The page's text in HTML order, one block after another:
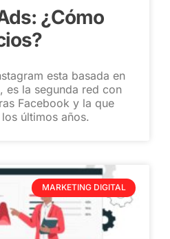
¿Cómo
esta basada en
es la segunda red con
Facebook y la que
últimos años.
MARKETING DIGITAL